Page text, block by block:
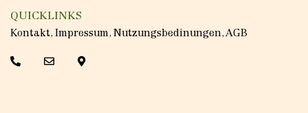
QUICKLINKS
Kontakt, Impressum, Nutzungsbedinungen,AGB